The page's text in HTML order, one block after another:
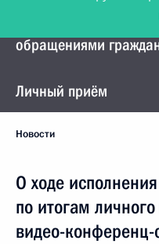
Управление
обращениями
Личный приём
Новости
О ходе
по итогам
видео-